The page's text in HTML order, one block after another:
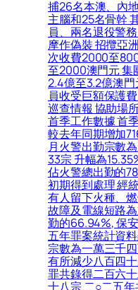
捕26名本澳、內
主腦和25名骨幹
員、兩名退役警
摩作偽裝 招攬亞
次收費2000至
至2000澳門元 集
2.4億至3.2億澳
員收受巨額保護
巡查情報 協助場
首季工作數據 首
較去年同期增加
月火警出勤宗數
33宗 升幅為
佔火警總出勤的
初期得到處理 經
有人留下火種、
故障及電線短路
勤的66.94%, 保
五年罪案統計資
宗數為一萬三千
有所減少八百四
罪共錄得二百六
十八宗 二○二五